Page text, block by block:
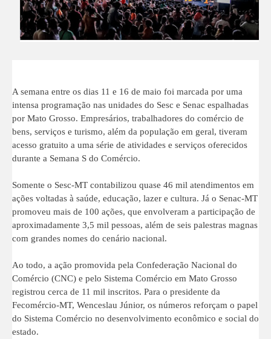
A semana entre os dias 11 e 16 de maio foi marcada por uma
intensa programação nas unidades do Sesc e Senac espalhadas
por Mato Grosso. Empresários, trabalhadores do comércio de
bens, serviços e turismo, além da população em geral, tiveram
acesso gratuito a uma série de atividades e serviços oferecidos
durante a Semana S do Comércio.
Somente o Sesc-MT contabilizou quase 46 mil atendimentos em
ações voltadas à saúde, educação, lazer e cultura. Já o Senac-MT
promoveu mais de 100 ações, que envolveram a participação de
aproximadamente 3,5 mil pessoas, além de seis palestras magnas
com grandes nomes do cenário nacional.
Ao todo, a ação promovida pela Confederação Nacional do
Comércio (CNC) e pelo Sistema Comércio em Mato Grosso
registrou cerca de 11 mil inscritos. Para o presidente da
Fecomércio-MT, Wenceslau Júnior, os números reforçam o papel
do Sistema Comércio no desenvolvimento econômico e social do
estado.